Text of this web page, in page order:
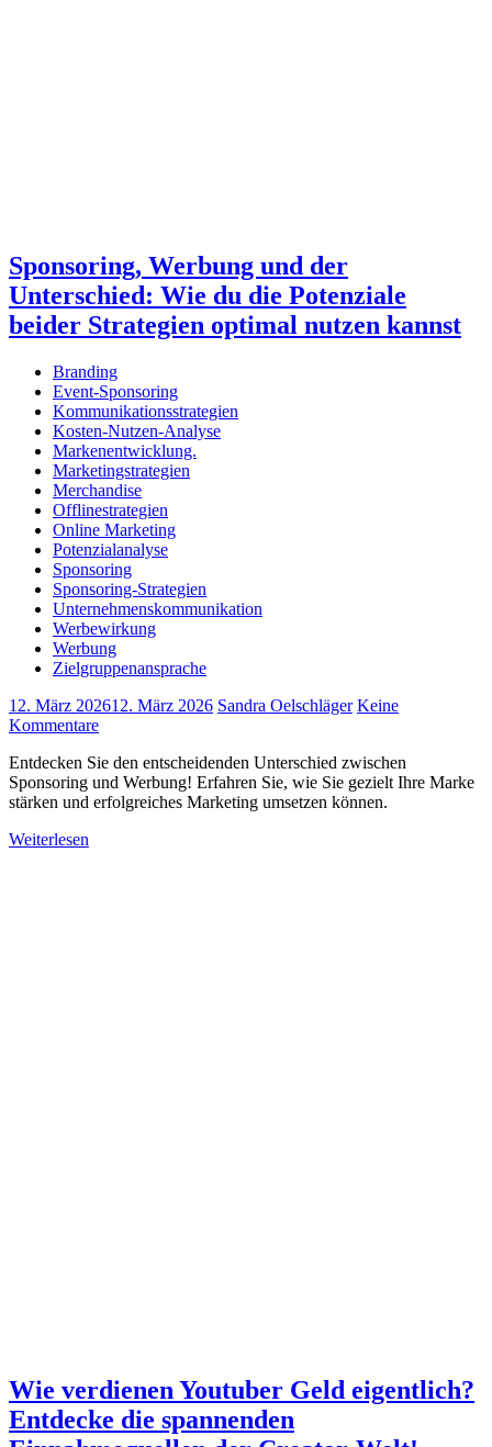
Sponsoring, Werbung und der
Unterschied: Wie du die Potenziale
beider Strategien optimal nutzen kannst
Branding
Event-Sponsoring
Kommunikationsstrategien
Kosten-Nutzen-Analyse
Markenentwicklung.
Marketingstrategien
Merchandise
Offlinestrategien
Online Marketing
Potenzialanalyse
Sponsoring
Sponsoring-Strategien
Unternehmenskommunikation
Werbewirkung
Werbung
Zielgruppenansprache
12. März 202612. März 2026 Sandra Oelschläger Keine
Kommentare
Entdecken Sie den entscheidenden Unterschied zwischen
Sponsoring und Werbung! Erfahren Sie, wie Sie gezielt Ihre Marke
stärken und erfolgreiches Marketing umsetzen können.
Weiterlesen
Wie verdienen Youtuber Geld eigentlich?
Entdecke die spannenden